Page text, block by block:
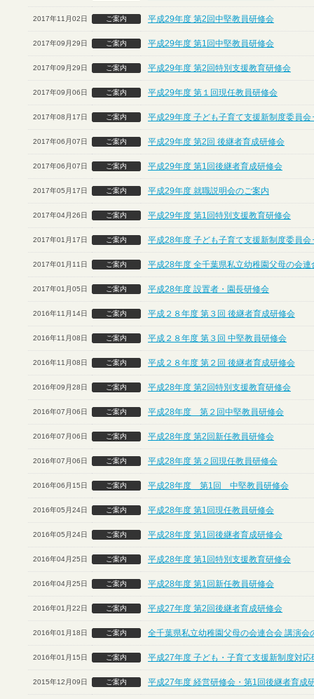
2017年11月02日 ご案内 平成29年度 第2回中堅教員研修会
2017年09月29日 ご案内 平成29年度 第1回中堅教員研修会
2017年09月29日 ご案内 平成29年度 第2回特別支援教育研修会
2017年09月06日 ご案内 平成29年度 第１回現任教員研修会
2017年08月17日 ご案内 平成29年度 子ども子育て支援新制度委員会
2017年06月07日 ご案内 平成29年度 第2回 後継者育成研修会
2017年06月07日 ご案内 平成29年度 第1回後継者育成研修会
2017年05月17日 ご案内 平成29年度 就職説明会のご案内
2017年04月26日 ご案内 平成29年度 第1回特別支援教育研修会
2017年01月17日 ご案内 平成28年度 子ども子育て支援新制度委員
2017年01月11日 ご案内 平成28年度 全千葉県私立幼稚園父母の会
2017年01月05日 ご案内 平成28年度 設置者・園長研修会
2016年11月14日 ご案内 平成２８年度 第３回 後継者育成研修会
2016年11月08日 ご案内 平成２８年度 第３回 中堅教員研修会
2016年11月08日 ご案内 平成２８年度 第２回 後継者育成研修会
2016年09月28日 ご案内 平成28年度 第2回特別支援教育研修会
2016年07月06日 ご案内 平成28年度 第２回中堅教員研修会
2016年07月06日 ご案内 平成28年度 第2回新任教員研修会
2016年07月06日 ご案内 平成28年度 第２回現任教員研修会
2016年06月15日 ご案内 平成28年度 第1回 中堅教員研修会
2016年05月24日 ご案内 平成28年度 第1回現任教員研修会
2016年05月24日 ご案内 平成28年度 第1回後継者育成研修会
2016年04月25日 ご案内 平成28年度 第1回特別支援教育研修会
2016年04月25日 ご案内 平成28年度 第1回新任教員研修会
2016年01月22日 ご案内 平成27年度 第2回後継者育成研修会
2016年01月18日 ご案内 全千葉県私立幼稚園父母の会連合会 講演会
2016年01月15日 ご案内 平成27年度 子ども・子育て支援新制度対応
2015年12月09日 ご案内 平成27年度 経営研修会・第1回後継者育成